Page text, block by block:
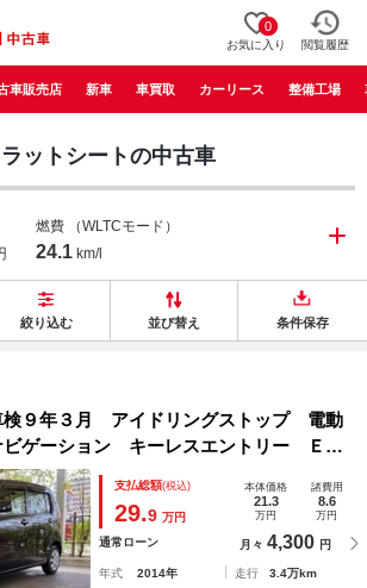
0
お気に入り 閲覧履歴
車販売店 新車 車買取 カーリース 整備工場
ットシートの中古車
燃費 （WLTCモード）
24.1 km/l
絞り込む 並び替え 条件保存
９年３月 アイドリングストップ 電動
ゲーション キーレスエントリー ＥＴ
ートエアコン パワーウインドウ セキ
自動車 保証あり
支払総額(税込)
29.9 万円
本体価格
21.3
万円
諸費用
8.6
万円
通常ローン 月々 4,300 円
年式 2014年 走行
3.4万km